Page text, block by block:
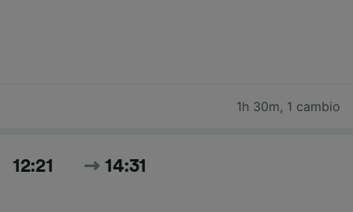
1h 30m, 1 cambio
12:21 14:31